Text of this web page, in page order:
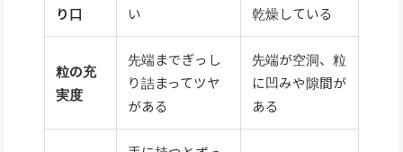
り口
い
乾燥している
粒の充
実度
先端までぎっし
り詰まってツヤ
がある
先端が空洞、粒
に凹みや隙間が
ある